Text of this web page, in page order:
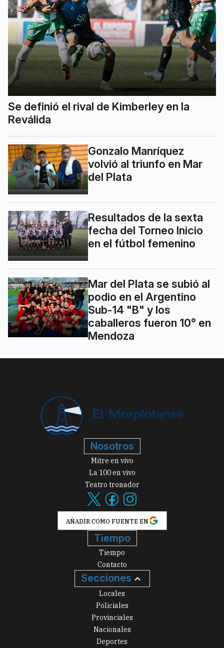
Se definió el rival de Kimberley en la
Reválida
Gonzalo Manríquez
volvió al triunfo en Mar
del Plata
Resultados de la sexta
fecha del Torneo Inicio
en el fútbol femenino
Mar del Plata se subió al
podio en el Argentino
Sub-14 "B" y los
caballeros fueron 10° en
Mendoza
Nosotros
Mitre en vivo
La 100 en vivo
Teatro tronador
AÑADIR COMO FUENTE EN
Tiempo
Tiempo
Contacto
Secciones
Locales
Policiales
Provinciales
Nacionales
Deportes